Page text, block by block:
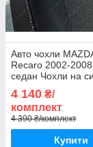
Авто чохли
Recaro 2002-
седан Чохли на
США седан
4 140 ₴/
комплект
4 390 ₴/комплект
Купити